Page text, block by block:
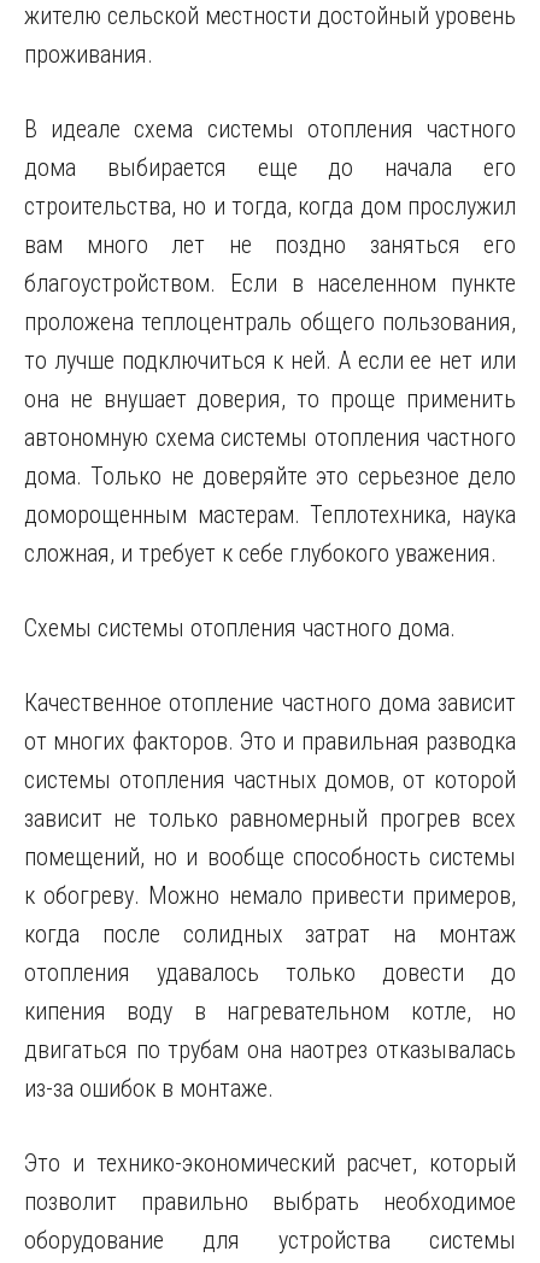
жителю сельской местности достойный уровень
проживания.
В идеале схема системы отопления частного
дома выбирается еще до начала его
строительства, но и тогда, когда дом прослужил
вам много лет не поздно заняться его
благоустройством. Если в населенном пункте
проложена теплоцентраль общего пользования,
то лучше подключиться к ней. А если ее нет или
она не внушает доверия, то проще применить
автономную схема системы отопления частного
дома. Только не доверяйте это серьезное дело
доморощенным мастерам. Теплотехника, наука
сложная, и требует к себе глубокого уважения.
Схемы системы отопления частного дома.
Качественное отопление частного дома зависит
от многих факторов. Это и правильная разводка
системы отопления частных домов, от которой
зависит не только равномерный прогрев всех
помещений, но и вообще способность системы
к обогреву. Можно немало привести примеров,
когда после солидных затрат на монтаж
отопления удавалось только довести до
кипения воду в нагревательном котле, но
двигаться по трубам она наотрез отказывалась
из-за ошибок в монтаже.
Это и технико-экономический расчет, который
позволит правильно выбрать необходимое
оборудование для устройства системы